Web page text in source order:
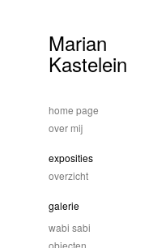
Marian
Kastelein
home page
over mij
exposities
overzicht
galerie
wabi sabi
objecten